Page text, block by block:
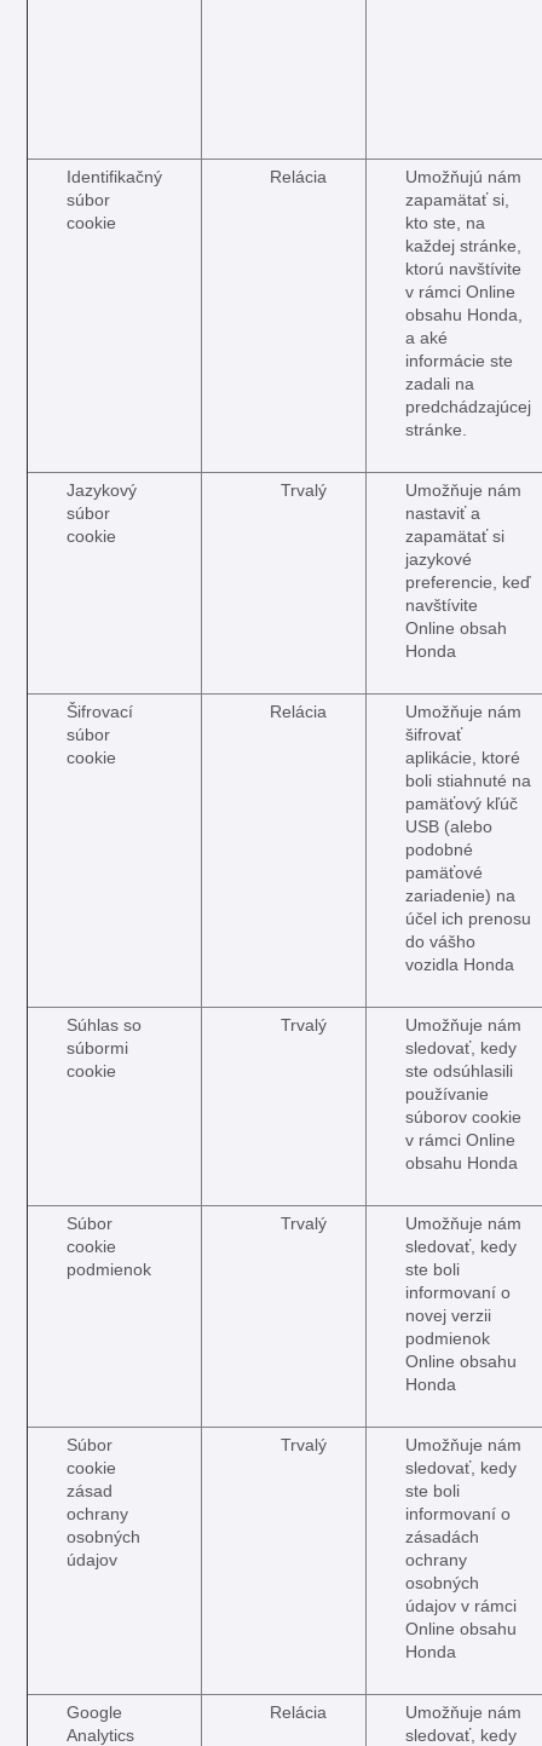
Identifikačný
súbor
cookie
Relácia
Umožňujú nám
zapamätať si,
kto ste, na
každej stránke,
ktorú navštívite
v rámci Online
obsahu Honda,
a aké
informácie ste
zadali na
predchádzajúcej
stránke.
Jazykový
súbor
cookie
Trvalý
Umožňuje nám
nastaviť a
zapamätať si
jazykové
preferencie, keď
navštívite
Online obsah
Honda
Šifrovací
súbor
cookie
Relácia
Umožňuje nám
šifrovať
aplikácie, ktoré
boli stiahnuté na
pamäťový kľúč
USB (alebo
podobné
pamäťové
zariadenie) na
účel ich prenosu
do vášho
vozidla Honda
Súhlas so
súbormi
cookie
Trvalý
Umožňuje nám
sledovať, kedy
ste odsúhlasili
používanie
súborov cookie
v rámci Online
obsahu Honda
Súbor
cookie
podmienok
Trvalý
Umožňuje nám
sledovať, kedy
ste boli
informovaní o
novej verzii
podmienok
Online obsahu
Honda
Súbor
cookie
zásad
ochrany
osobných
údajov
Trvalý
Umožňuje nám
sledovať, kedy
ste boli
informovaní o
zásadách
ochrany
osobných
údajov v rámci
Online obsahu
Honda
Google
Analytics
Relácia
Umožňuje nám
sledovať, kedy